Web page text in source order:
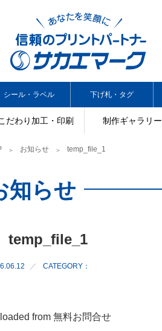
だわり加工・印刷 制作ギャラリー
シール・ラベル 下げ札・タグ
お知らせ temp_file_1
知らせ
temp_file_1
CATEGORY：
from 無料お問合せ